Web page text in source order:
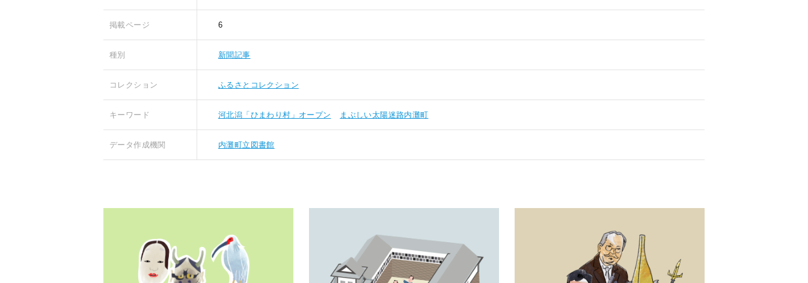
掲載ページ 6
種別 新聞記事
コレクション ふるさとコレクション
キーワード 河北潟「ひまわり村」オープン まぶしい太陽迷路内灘町
データ作成機関 内灘町立図書館